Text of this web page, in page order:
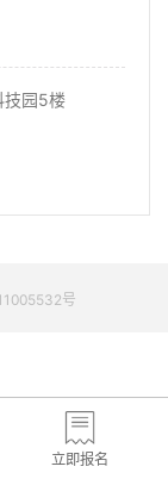
技园5楼
号
立即报名